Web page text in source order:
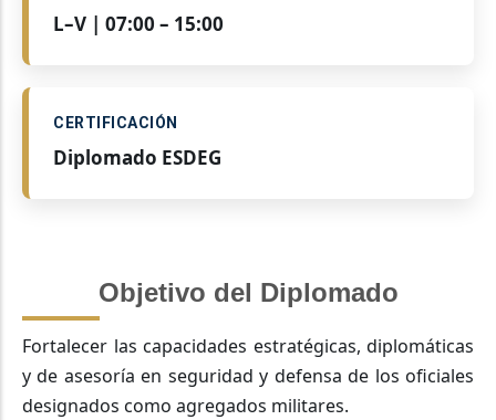
L–V | 07:00 – 15:00
CERTIFICACIÓN
Diplomado ESDEG
Objetivo del Diplomado
Fortalecer las capacidades estratégicas, diplomáticas
y de asesoría en seguridad y defensa de los oficiales
designados como agregados militares.